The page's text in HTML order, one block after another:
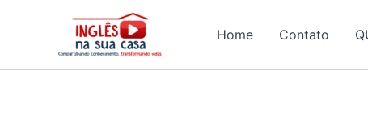
conteúdo
Home Contato